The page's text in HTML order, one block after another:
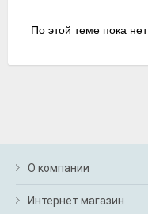
По этой теме пока
О компании
Интернет магазин